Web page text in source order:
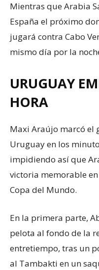
Mientras que Arabia
España el próximo
jugará contra Cabo
mismo día por la
URUGUAY
HORA
Maxi Araújo marcó el
Uruguay en los
impidiendo así que
victoria memorable
Copa del Mundo.
En la primera parte,
pelota al fondo de la
entretiempo, tras un
al Tambakti en un